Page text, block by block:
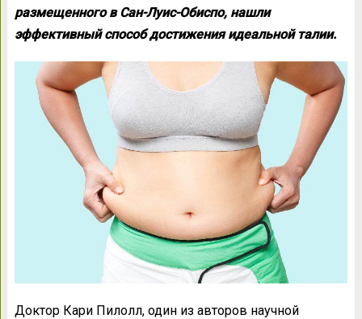
размещенного в Сан-Луис-Обиспо, нашли
эффективный способ достижения идеальной талии.
Доктор Кари Пилолл, один из авторов научной